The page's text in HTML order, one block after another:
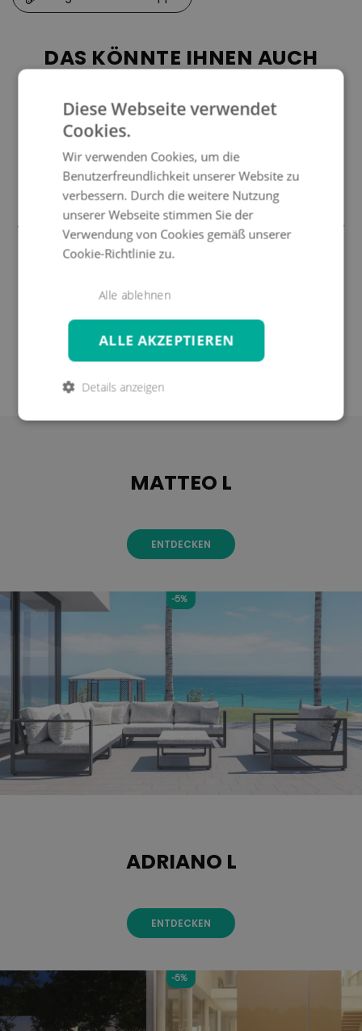
DAS KÖNNTE IHNEN AUCH
M Bezug
MATTEO L
ENTDECKEN
-5%
ADRIANO L
ENTDECKEN
-5%
Diese Webseite verwendet
Cookies.
Wir verwenden Cookies, um die
Benutzerfreundlichkeit unserer Website zu
verbessern. Durch die weitere Nutzung
unserer Webseite stimmen Sie der
Verwendung von Cookies gemäß unserer
Cookie-Richtlinie zu.
ALLE AKZEPTIEREN
Alle ablehnen
Details anzeigen